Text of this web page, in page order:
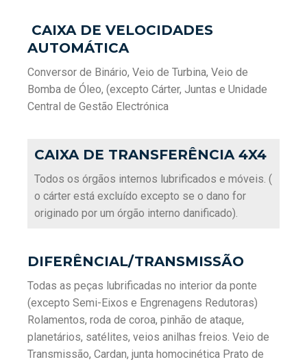
CAIXA DE VELOCIDADES
AUTOMÁTICA
Conversor de Binário, Veio de Turbina, Veio de
Bomba de Óleo, (excepto Cárter, Juntas e Unidade
Central de Gestão Electrónica
CAIXA DE TRANSFERÊNCIA 4X4
Todos os órgãos internos lubrificados e móveis. (
o cárter está excluído excepto se o dano for
originado por um órgão interno danificado).
DIFERÊNCIAL/TRANSMISSÃO
Todas as peças lubrificadas no interior da ponte
(excepto Semi-Eixos e Engrenagens Redutoras)
Rolamentos, roda de coroa, pinhão de ataque,
planetários, satélites, veios anilhas freios. Veio de
Transmissão, Cardan, junta homocinética Prato de